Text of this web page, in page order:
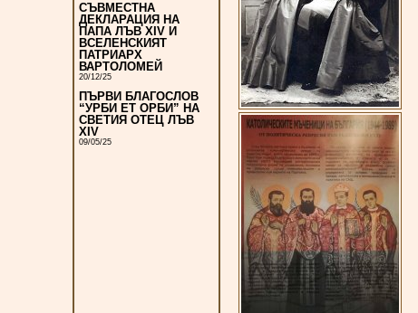
СЪВМЕСТНА
ДЕКЛАРАЦИЯ НА
ПАПА ЛЪВ XIV И
ВСЕЛЕНСКИЯТ
ПАТРИАРХ
ВАРТОЛОМЕЙ
20/12/25
ПЪРВИ БЛАГОСЛОВ
“УРБИ ЕТ ОРБИ” НА
СВЕТИЯ ОТЕЦ ЛЪВ
XIV
09/05/25